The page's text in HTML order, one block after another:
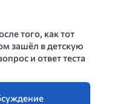
того, как тот
зашёл в детскую
и ответ теста